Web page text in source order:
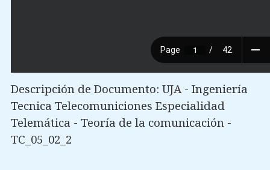
Descripción de Documento: UJA - Ingeniería
Tecnica Telecomuniciones Especialidad
Telemática - Teoría de la comunicación -
TC_05_02_2